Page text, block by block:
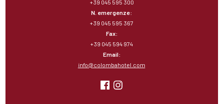
+39 045 595 300
N. emergenze:
+39 045 595 367
Fax:
+39 045 594 974
Email:
info@colombahotel.com